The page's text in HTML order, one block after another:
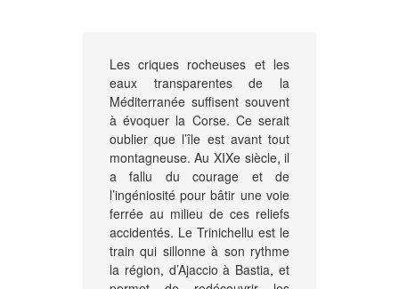
Les criques rocheuses et les
eaux transparentes de la
Méditerranée suffisent souvent
à évoquer la Corse. Ce serait
oublier que l’île est avant tout
montagneuse. Au XIXe siècle, il
a fallu du courage et de
l’ingéniosité pour bâtir une voie
ferrée au milieu de ces reliefs
accidentés. Le Trinichellu est le
train qui sillonne à son rythme
la région, d’Ajaccio à Bastia, et